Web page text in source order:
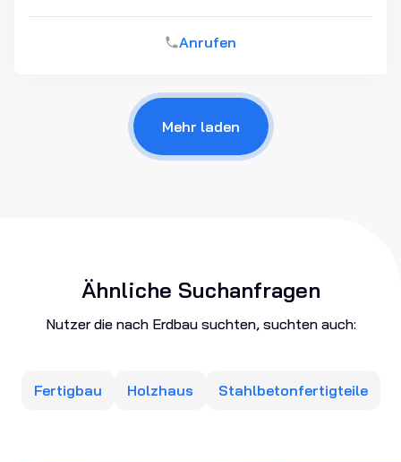
Anrufen
Mehr laden
Ähnliche Suchanfragen
Nutzer die nach Erdbau suchten, suchten auch:
Fertigbau Holzhaus Stahlbetonfertigteile